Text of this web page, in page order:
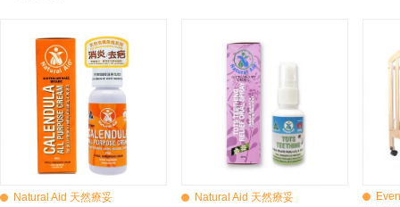
Natural Aid 天然療妥
Natural Aid 天然療妥